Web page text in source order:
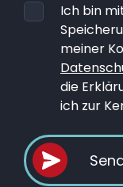
Ich bin
meiner
die
ich zur